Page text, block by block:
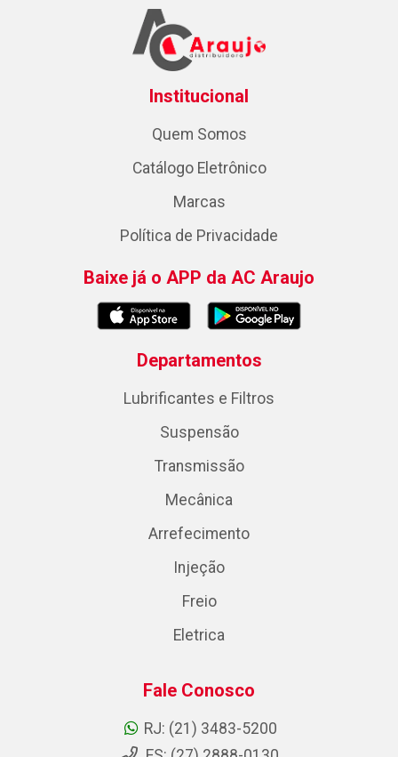
Institucional
Quem Somos
Catálogo Eletrônico
Marcas
Política de Privacidade
Baixe já o APP da AC Araujo
Departamentos
Lubrificantes e Filtros
Suspensão
Transmissão
Mecânica
Arrefecimento
Injeção
Freio
Eletrica
Fale Conosco
RJ: (21) 3483-5200